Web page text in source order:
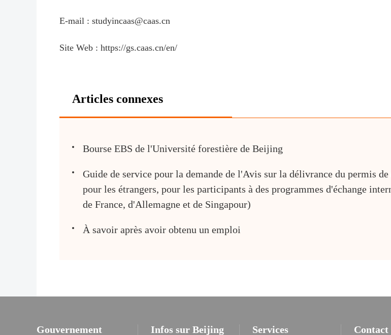
E-mail : studyincaas@caas.cn
Site Web : https://gs.caas.cn/en/
Articles connexes
Bourse EBS de l'Université forestière de Beijing
Guide de service pour la demande de l'Avis sur la délivrance du permis
pour les étrangers, pour les participants à des programmes d'échange
de France, d'Allemagne et de Singapour)
À savoir après avoir obtenu un emploi
Gouvernement Infos sur Beijing Services Contact